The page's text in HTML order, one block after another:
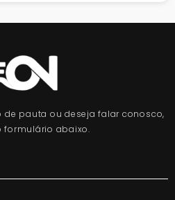
de pauta ou deseja falar conosco,
formulário abaixo.